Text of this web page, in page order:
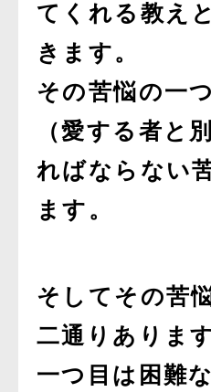
てくれる教え
きます。
その苦悩の一
（愛する者と
ればならない
ます。
そしてその苦
二通りあります
一つ目は困難